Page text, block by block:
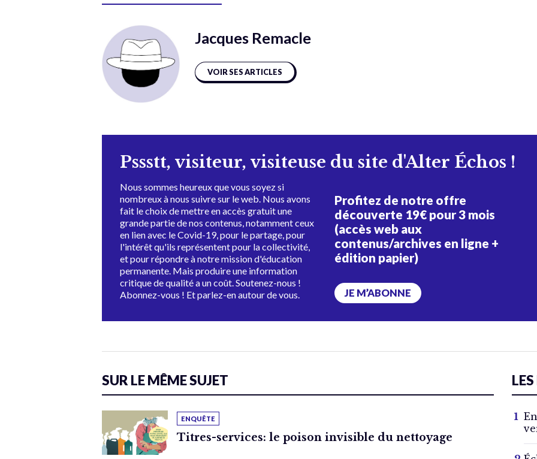
Jacques Remacle
VOIR SES ARTICLES
Pssstt, visiteur, visiteuse du site d'Alter Échos !
Nous sommes heureux que vous soyez si
nombreux à nous suivre sur le web. Nous avons
fait le choix de mettre en accès gratuit une
grande partie de nos contenus, notamment ceux
en lien avec le Covid-19, pour le partage, pour
l'intérêt qu'ils représentent pour la collectivité,
et pour répondre à notre mission d'éducation
permanente. Mais produire une information
critique de qualité a un coût. Soutenez-nous !
Abonnez-vous ! Et parlez-en autour de vous.
Profitez de notre offre
découverte 19€ pour 3 mois
(accès web aux
contenus/archives en ligne +
édition papier)
JE M’ABONNE
SUR LE MÊME SUJET
ENQUÊTE
Titres-services: le poison invisible du nettoyage